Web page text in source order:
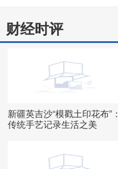
财经时评
新疆英吉沙“模戳土印花布”：
传统手艺记录生活之美